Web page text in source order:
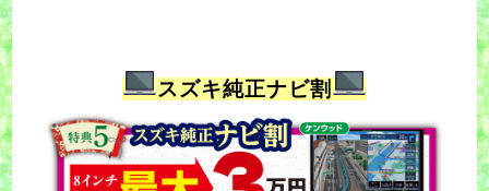
スズキ純正ナビ割